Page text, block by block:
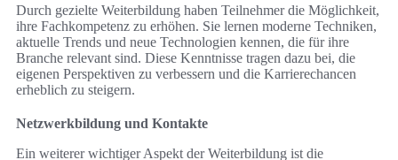
Durch gezielte Weiterbildung haben Teilnehmer die Möglichkeit,
ihre Fachkompetenz zu erhöhen. Sie lernen moderne Techniken,
aktuelle Trends und neue Technologien kennen, die für ihre
Branche relevant sind. Diese Kenntnisse tragen dazu bei, die
eigenen Perspektiven zu verbessern und die Karrierechancen
erheblich zu steigern.
Netzwerkbildung und Kontakte
Ein weiterer wichtiger Aspekt der Weiterbildung ist die